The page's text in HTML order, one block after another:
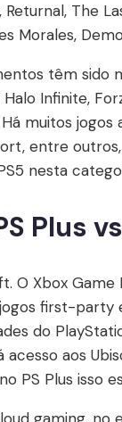
The
Morales,
têm sido
Infinite,
Há muitos
entre
nesta
Plus
O Xbox
first-party
do
acesso aos
PS Plus isso